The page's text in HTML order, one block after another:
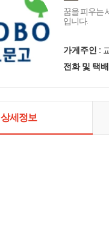
꿈을 피우는
입니다.
가게주인 :
전화 및 택
상세정보